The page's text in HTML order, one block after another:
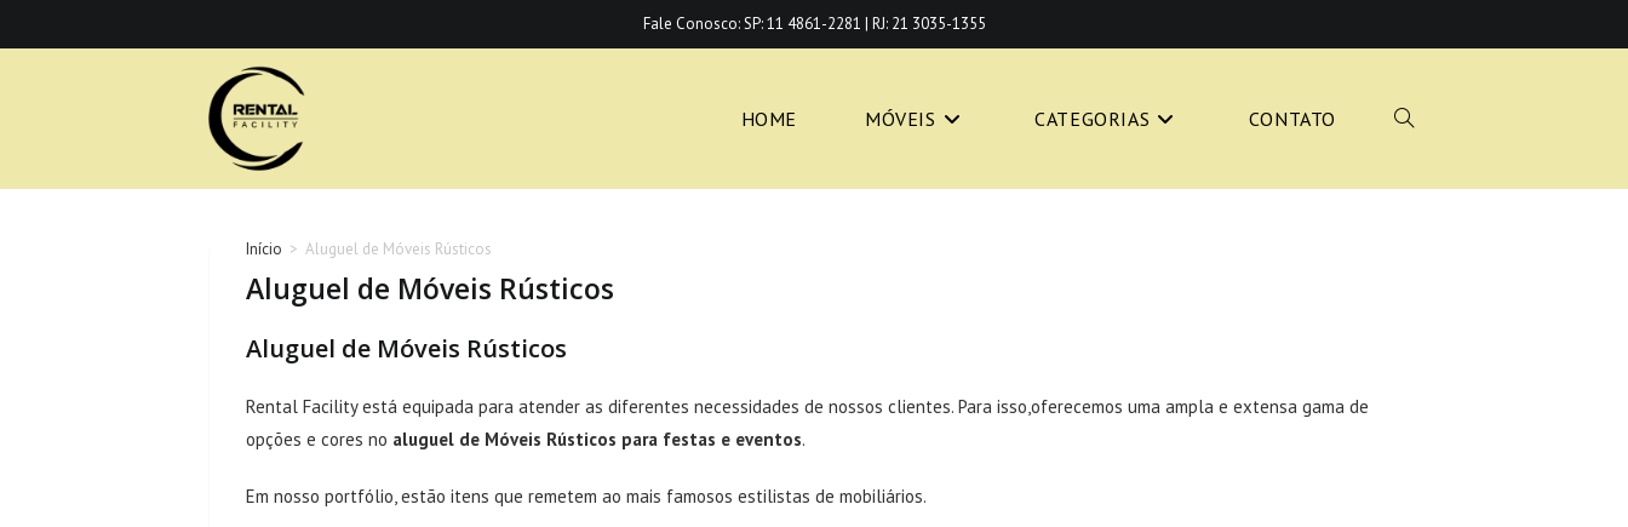
para
Fale Conosco:SP: 11 4861-2281 | RJ: 21 3035-1355
HOME MÓVEIS CATEGORIAS CONTATO ALTERNAR
Início > Aluguel de Móveis Rústicos
Aluguel de Móveis Rústicos
Aluguel de Móveis Rústicos
Rental Facility está equipada para atender as diferentes necessidades de nossos clientes. Para isso,oferecemos uma ampla e extensa gama de
opções e cores no aluguel de Móveis Rústicos para festas e eventos.
Em nosso portfólio, estão itens que remetem ao mais famosos estilistas de mobiliários.